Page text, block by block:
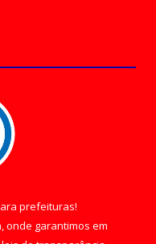
prefeituras!
onde garantimos em